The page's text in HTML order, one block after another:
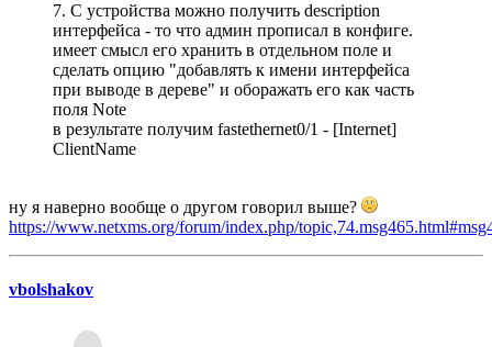
7. С устройства можно получить description
интерфейса - то что админ прописал в конфиге.
имеет смысл его хранить в отдельном поле и
сделать опцию "добавлять к имени интерфейса
при выводе в дереве" и оборажать его как часть
поля Note
в результате получим fastethernet0/1 - [Internet]
ClientName
ну я наверно вообще о другом говорил выше?
https://www.netxms.org/forum/index.php/
vbolshakov